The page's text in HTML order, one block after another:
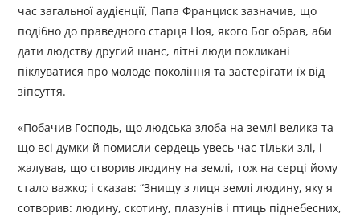
час загальної аудієнції, Папа Франциск зазначив, що
подібно до праведного старця Ноя, якого Бог обрав, аби
дати людству другий шанс, літні люди покликані
піклуватися про молоде покоління та застерігати їх від
зіпсуття.
«Побачив Господь, що людська злоба на землі велика та
що всі думки й помисли сердець увесь час тільки злі, і
жалував, що створив людину на землі, тож на серці йому
стало важко; і сказав: “Знищу з лиця землі людину, яку я
сотворив: людину, скотину, плазунів і птиць піднебесних,